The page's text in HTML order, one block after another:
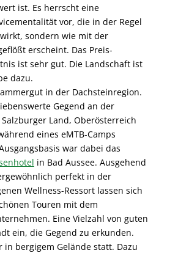
ist. Es herrscht eine
vor, die in der Regel
sondern wie mit der
erscheint. Das Preis-
ist sehr gut. Die Landschaft ist
dazu.
in der Dachsteinregion.
Gegend an der
Land, Oberösterreich
eines eMTB-Camps
war dabei das
in Bad Aussee. Ausgehend
perfekt in der
Wellness-Ressort lassen sich
Touren mit dem
Eine Vielzahl von guten
ein, die Gegend zu erkunden.
in bergigem Gelände statt. Dazu